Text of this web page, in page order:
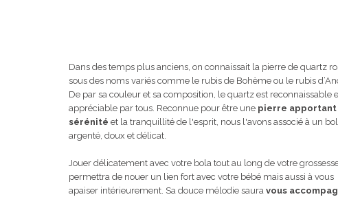
Dans des temps plus anciens, on connaissait la pierre de quartz
sous des noms variés comme le rubis de Bohème ou le rubis
De par sa couleur et sa composition, le quartz est reconnaissable
appréciable par tous. Reconnue pour être une pierre apportant
sérénité et la tranquillité de l'esprit, nous l'avons associé à un
argenté, doux et délicat.
Jouer délicatement avec votre bola tout au long de votre
permettra de nouer un lien fort avec votre bébé mais aussi à vous
apaiser intérieurement. Sa douce mélodie saura vous